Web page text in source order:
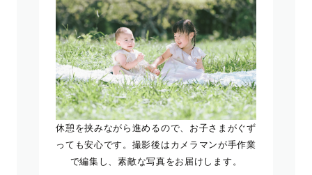
休憩を挟みながら進めるので、お子さまがぐず
っても安心です。撮影後はカメラマンが手作業
で編集し、素敵な写真をお届けします。